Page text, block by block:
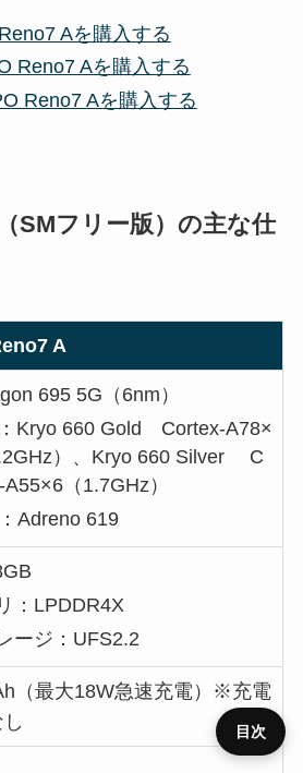
Aを購入する
Reno7 Aを購入する
Reno7 Aを購入する
SMフリー版）の主な仕
A
695 5G（6nm）
Kryo 660 Gold Cortex-A78×
）、Kryo 660 Silver C
（1.7GHz）
Adreno 619
：LPDDR4X
ージ：UFS2.2
（最大18W急速充電）※充電
目次